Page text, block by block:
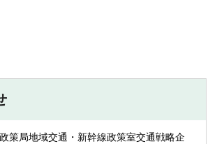
策局地域交通・新幹線政策室交通戦略企